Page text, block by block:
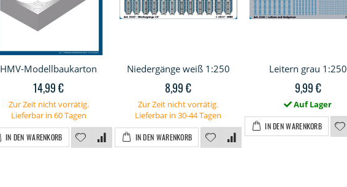
HMV-Modellbaukarton
14,99 €
Zur Zeit nicht vorrätig.
Lieferbar in 60 Tagen
IN DEN WARENKORB
Niedergänge weiß 1:250
8,99 €
Zur Zeit nicht vorrätig.
Lieferbar in 30-44 Tagen
IN DEN WARENKORB
Leitern grau 1:250
9,99 €
Auf Lager
IN DEN WARENKORB